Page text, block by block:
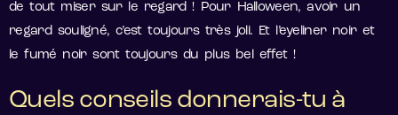
de tout miser sur le regard ! Pour Halloween, avoir un
regard souligné, c’est toujours très joli. Et l’eyeliner noir et
le fumé noir sont toujours du plus bel effet !
Quels conseils donnerais-tu à